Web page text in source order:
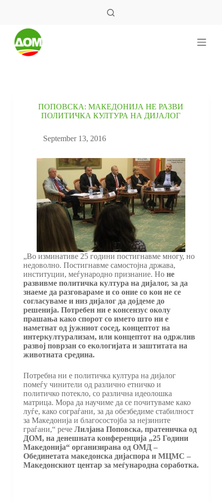
ПОПОВСКА: МАКЕДОНИЈА НЕ РАЗВИ
ПОЛИТИЧКА КУЛТУРА НА ДИЈАЛОГ
September 13, 2016
„Во изминативе 25 години постигнавме многу, но
недоволно. Постигнавме самостојна држава,
институции, меѓународно признание. Но не
развивме политичка култура на дијалог, за да
знаеме да разговараме и со оние со кои не се
согласуваме и низ дијалог да дојдеме до
решенија. Потребен ни е консензус околу
прашања како спорот со името што ни е
наметнат од јужниот сосед, концептот на
интеркултурализам, или концептот на одржлив
развој поврзан со екологијата и заштитата на
животната средина.
Потребна ни е политичка култура на дијалог
помеѓу чинители од различно етничко и
политичко потекло, со различна идеолошка
матрица. Мора да научиме да се почитуваме како
луѓе, како сограѓани, за да обезбедиме стабилност
за Македонија и благосостојба за нејзините
граѓани,“ рече Лилјана Поповска, пратеничка од
ДОМ, на денешната конференција „25 Години
Македонија“ организирана од ОМД –
Обединетата македонска дијаспора и МЦМС –
Македонскиот центар за меѓународна соработка.